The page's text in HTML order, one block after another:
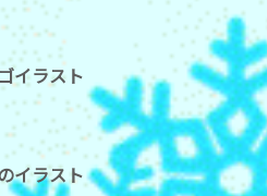
イラスト
イラスト